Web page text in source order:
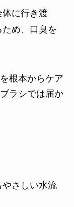
体に行き渡
め、口臭を
根本からケア
ラシでは届か
やさしい水流